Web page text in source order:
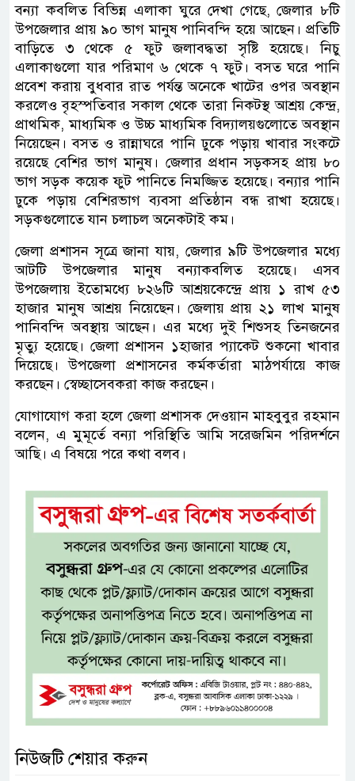
বন্যা কবলিত বিভিন্ন এলাকা ঘুরে দেখা গেছে, জেলার ৮টি
উপজেলার প্রায় ৯০ ভাগ মানুষ পানিবন্দি হয়ে আছেন। প্রতিটি
বাড়িতে ৩ থেকে ৫ ফুট জলাবদ্ধতা সৃষ্টি হয়েছে। নিচু
এলাকাগুলো যার পরিমাণ ৬ থেকে ৭ ফুট। বসত ঘরে পানি
প্রবেশ করায় বুধবার রাত পর্যন্ত অনেকে খাটের ওপর অবস্থান
করলেও বৃহস্পতিবার সকাল থেকে তারা নিকটস্থ আশ্রয় কেন্দ্র,
প্রাথমিক, মাধ্যমিক ও উচ্চ মাধ্যমিক বিদ্যালয়গুলোতে অবস্থান
নিয়েছেন। বসত ও রান্নাঘরে পানি ঢুকে পড়ায় খাবার সংকটে
রয়েছে বেশির ভাগ মানুষ। জেলার প্রধান সড়কসহ প্রায় ৮০
ভাগ সড়ক কয়েক ফুট পানিতে নিমজ্জিত হয়েছে। বন্যার পানি
ঢুকে পড়ায় বেশিরভাগ ব্যবসা প্রতিষ্ঠান বন্ধ রাখা হয়েছে।
সড়কগুলোতে যান চলাচল অনেকটাই কম।
জেলা প্রশাসন সূত্রে জানা যায়, জেলার ৯টি উপজেলার মধ্যে
আটটি উপজেলার মানুষ বন্যাকবলিত হয়েছে। এসব
উপজেলায় ইতোমধ্যে ৮২৬টি আশ্রয়কেন্দ্রে প্রায় ১ রাখ ৫৩
হাজার মানুষ আশ্রয় নিয়েছেন। জেলায় প্রায় ২১ লাখ মানুষ
পানিবন্দি অবস্থায় আছেন। এর মধ্যে দুই শিশুসহ তিনজনের
মৃত্যু হয়েছে। জেলা প্রশাসন ১হাজার প্যাকেট শুকনো খাবার
দিয়েছে। উপজেলা প্রশাসনের কর্মকর্তারা মাঠপর্যায়ে কাজ
করছেন। স্বেচ্ছাসেবকরা কাজ করছেন।
যোগাযোগ করা হলে জেলা প্রশাসক দেওয়ান মাহবুবুর রহমান
বলেন, এ মুমূর্তে বন্যা পরিস্থিতি আমি সরেজমিন পরিদর্শনে
আছি। এ বিষয়ে পরে কথা বলব।
নিউজটি শেয়ার করুন